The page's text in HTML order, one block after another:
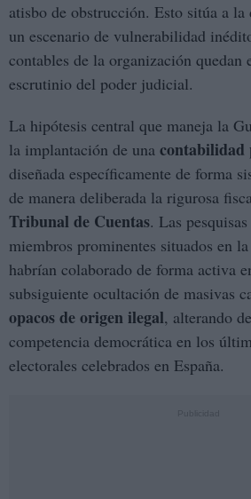
atisbo de obstrucción. Esto sitúa a
un escenario de vulnerabilidad
contables de la organización quedan
escrutinio del poder judicial.
La hipótesis central que maneja la
la implantación de una contabilidad
diseñada específicamente de forma
de manera deliberada la rigurosa
Tribunal de Cuentas. Las
miembros prominentes situados en
habrían colaborado de forma activa
subsiguiente ocultación de masivas
opacos de origen ilegal, alterando
competencia democrática en los
electorales celebrados en España.